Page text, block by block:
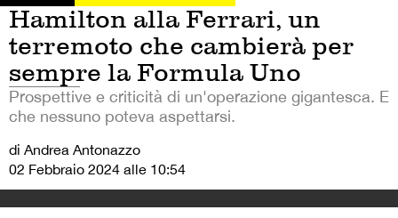
Hamilton alla Ferrari, un
terremoto che cambierà per
sempre la Formula Uno
Prospettive e criticità di un'operazione gigantesca. E
che nessuno poteva aspettarsi.
di Andrea Antonazzo
02 Febbraio 2024 alle 10:54